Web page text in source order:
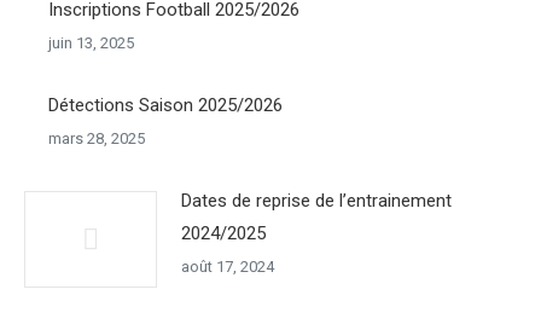
Inscriptions Football 2025/2026
juin 13, 2025
Détections Saison 2025/2026
mars 28, 2025
Dates de reprise de l’entrainement
2024/2025
août 17, 2024